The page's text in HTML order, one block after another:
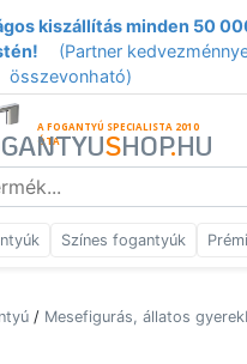
kiszállítás minden 50
(Partner
összevonható)
A FOGANTYÚ SPECIALISTA 2010
ÓTA
SHOP.HU
Színes fogantyúk
/ Mesefigurás, állatos